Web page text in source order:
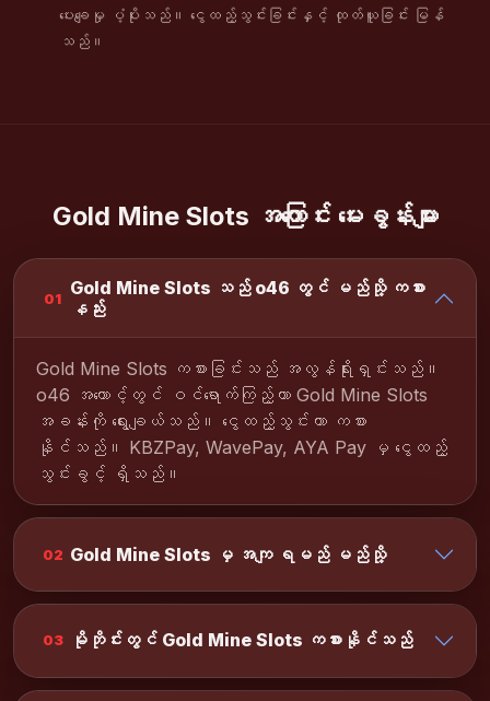
ပေးချေမှု ပံ့ပိုးသည်။ ငွေထည့်သွင်းခြင်းနှင့် ထုတ်ယူခြင်း မြန်
သည်။
Gold Mine Slots အကြောင်း မေးခွန်းများ
01 Gold Mine Slots သည် o46 တွင် မည်သို့ ကစား
နည်း
Gold Mine Slots ကစားခြင်းသည် အလွန်ရိုးရှင်းသည်။
o46 အကောင့်တွင် ဝင်ရောက်ကြည့်ကာ Gold Mine Slots
အခန်းကို ရွေးချယ်သည်။ ငွေထည့်သွင်းကာ ကစား
နိုင်သည်။ KBZPay, WavePay, AYA Pay မှ ငွေထည့်
သွင်းခွင့် ရှိသည်။
02 Gold Mine Slots မှ အကျ ရမည် မည်သို့
03 မိုဘိုင်းတွင် Gold Mine Slots ကစားနိုင်သည်